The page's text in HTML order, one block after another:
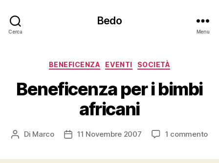
Cerca
Bedo
Menu
Categorie
BENEFICENZA EVENTI SOCIETÀ
Beneficenza per i bimbi
africani
Autore
Di Marco
Data11 Novembre 2007 1 commentosu